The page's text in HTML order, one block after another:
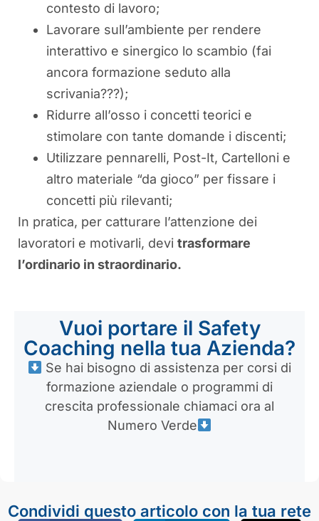
contesto di lavoro;
Lavorare sull’ambiente per rendere
interattivo e sinergico lo scambio (fai
ancora formazione seduto alla
scrivania???);
Ridurre all’osso i concetti teorici e
stimolare con tante domande i discenti;
Utilizzare pennarelli, Post-It, Cartelloni e
altro materiale “da gioco” per fissare i
concetti più rilevanti;
In pratica, per catturare l’attenzione dei
lavoratori e motivarli, devi trasformare
l’ordinario in straordinario.
Vuoi portare il Safety
Coaching nella tua Azienda?
Se hai bisogno di assistenza per corsi di
formazione aziendale o programmi di
crescita professionale chiamaci ora al
Numero Verde
Condividi questo articolo con la tua rete